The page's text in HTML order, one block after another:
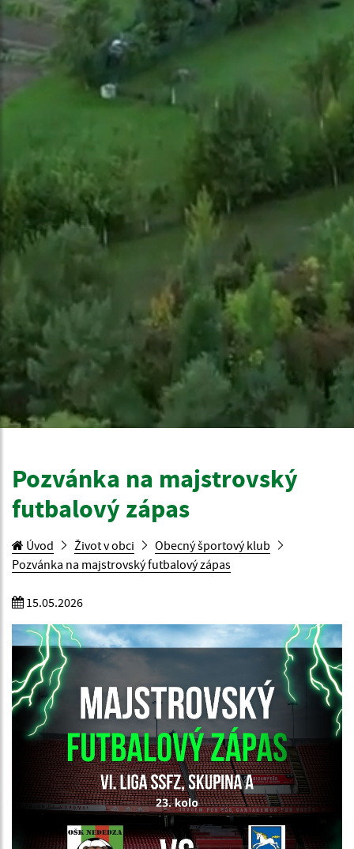
Pozvánka na majstrovský
futbalový zápas
Úvod Život v obci
Obecný športový klub
Pozvánka na majstrovský futbalový zápas
15.05.2026